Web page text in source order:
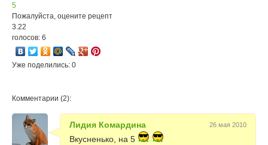
5
Пожалуйста, оцените рецепт
3.22
голосов: 6
Уже поделились: 0
Комментарии (2):
Лидия Комардина 26 мая 2010
Вкусненько, на 5